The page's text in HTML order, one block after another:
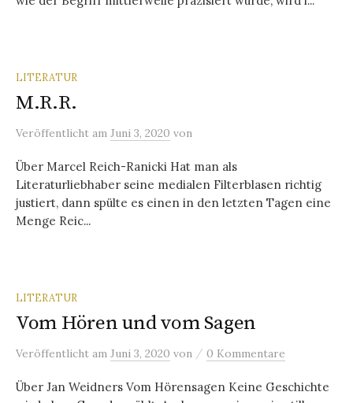
LITERATUR
M.R.R.
Veröffentlicht am Juni 3, 2020 von
Über Marcel Reich-Ranicki Hat man als
Literaturliebhaber seine medialen Filterblasen richtig
justiert, dann spülte es einen in den letzten Tagen eine
Menge Reic...
LITERATUR
Vom Hören und vom Sagen
Veröffentlicht am Juni 3, 2020 von / 0 Kommentare
Über Jan Weidners Vom Hörensagen Keine Geschichte